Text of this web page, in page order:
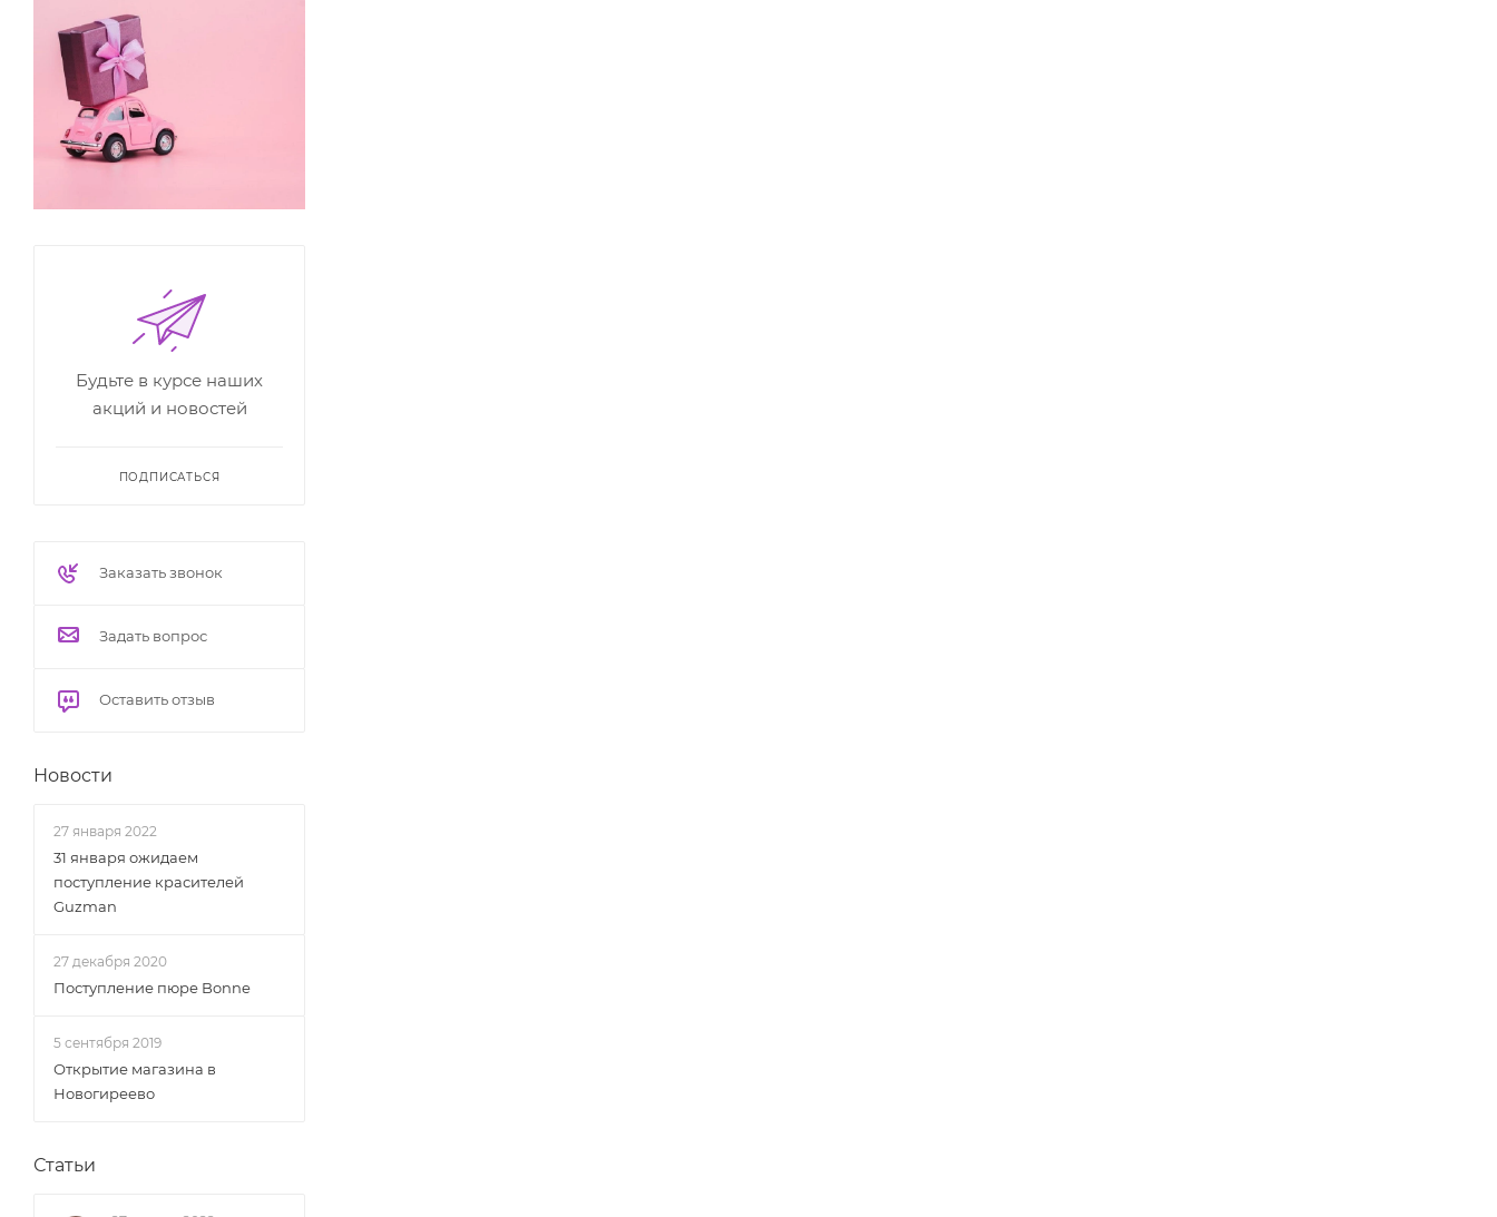
Будьте в курсе наших
акций и новостей
ПОДПИСАТЬСЯ
Заказать звонок
Задать вопрос
Оставить отзыв
Новости
27 января 2022
31 января ожидаем
поступление красителей
Guzman
27 декабря 2020
Поступление пюре Bonne
5 сентября 2019
Открытие магазина в
Новогиреево
Статьи